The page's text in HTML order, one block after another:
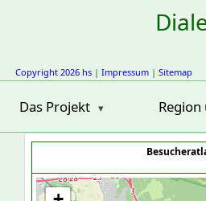
Copyright 2026 hs | Impressum | Sitemap
Das Projekt